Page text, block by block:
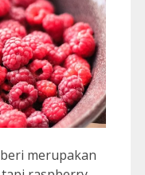
merupakan